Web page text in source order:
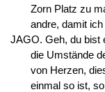
Zorn Platz zu
andre, damit
JAGO. Geh, du bist
die Umstände
von Herzen,
einmal so ist,